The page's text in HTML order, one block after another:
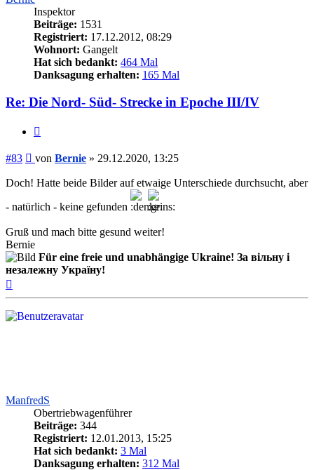
Inspektor
Beiträge: 1531
Registriert: 17.12.2012, 08:29
Wohnort: Gangelt
Hat sich bedankt: 464 Mal
Danksagung erhalten: 165 Mal
Re: Die Nord- Süd- Strecke in Epoche III/IV
#83 Beitrag
von Bernie » 29.12.2020, 13:25
Doch! Hatte beide Bilder auf etwaige Unterschiede durchsucht, aber
- natürlich - keine gefunden
Gruß und mach bitte gesund weiter!
Bernie
Für eine freie und unabhängige Ukraine! За вільну і
незалежну Україну!
ManfredS
Obertriebwagenführer
Beiträge: 344
Registriert: 12.01.2013, 15:25
Hat sich bedankt: 3 Mal
Danksagung erhalten: 312 Mal